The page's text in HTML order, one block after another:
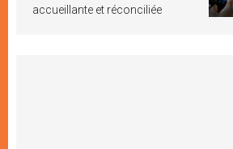
accueillante et réconciliée